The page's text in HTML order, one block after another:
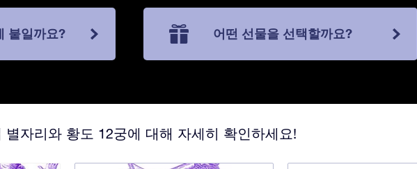
붙일까요? 어떤 선물을 선택할까요?
별자리와 황도 12궁에 대해 자세히 확인하세요!